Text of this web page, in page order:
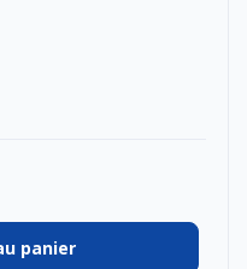
panier